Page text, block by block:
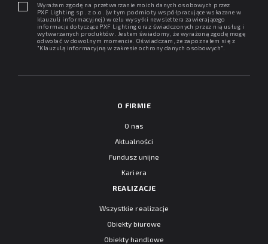
Wyrażam zgodę na przetwarzanie moich danych osobowych przez
PXF Lighting sp. z o.o. (w tym podmioty współpracujące wskazane w
klauzuli informacyjnej) w celu wysyłki newslettera zawierającego
informacje dotyczące PXF Lighting oraz świadczonych przez nią usług i
wytwarzanych produktów. Jestem świadomy, że wyrażoną zgodę mogę
odwołać w dowolnym momencie. Oświadczam, że zapoznałem się z
"Klauzulą informacyjną w zakresie ochrony danych osobowych".
O FIRMIE
O nas
Aktualności
Fundusz unijne
Kariera
REALIZACJE
Wszystkie realizacje
Obiekty biurowe
Obiekty handlowe